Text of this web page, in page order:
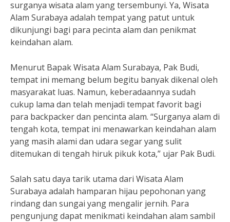
surganya wisata alam yang tersembunyi. Ya, Wisata
Alam Surabaya adalah tempat yang patut untuk
dikunjungi bagi para pecinta alam dan penikmat
keindahan alam.
Menurut Bapak Wisata Alam Surabaya, Pak Budi,
tempat ini memang belum begitu banyak dikenal oleh
masyarakat luas. Namun, keberadaannya sudah
cukup lama dan telah menjadi tempat favorit bagi
para backpacker dan pencinta alam. “Surganya alam di
tengah kota, tempat ini menawarkan keindahan alam
yang masih alami dan udara segar yang sulit
ditemukan di tengah hiruk pikuk kota,” ujar Pak Budi.
Salah satu daya tarik utama dari Wisata Alam
Surabaya adalah hamparan hijau pepohonan yang
rindang dan sungai yang mengalir jernih. Para
pengunjung dapat menikmati keindahan alam sambil